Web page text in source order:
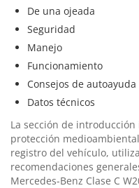
De una ojeada
Seguridad
Manejo
Funcionamiento
Consejos de autoayuda
Datos técnicos
La sección de
protección
registro del vehículo,
recomendaciones
Mercedes-Benz Clase C